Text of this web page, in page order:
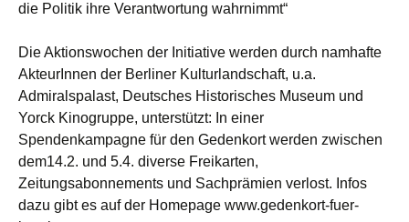
die Politik ihre Verantwortung wahrnimmt“
Die Aktionswochen der Initiative werden durch namhafte
AkteurInnen der Berliner Kulturlandschaft, u.a.
Admiralspalast, Deutsches Historisches Museum und
Yorck Kinogruppe, unterstützt: In einer
Spendenkampagne für den Gedenkort werden zwischen
dem14.2. und 5.4. diverse Freikarten,
Zeitungsabonnements und Sachprämien verlost. Infos
dazu gibt es auf der Homepage www.gedenkort-fuer-